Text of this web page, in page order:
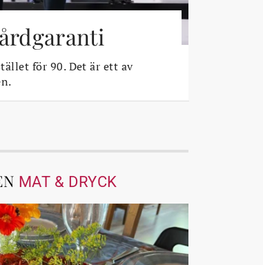
för 90. Det är ett av
MAT & DRYCK